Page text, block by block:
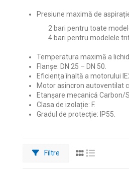
Presiune maximă de
2 bari pentru toate modelele
4 bari pentru modelele
Temperatura maximă a
Flanșe: DN 25 – DN 50.
Eficiența înaltă a motorului
Motor asincron autoventilat
Etanșare mecanică Carbon/
Clasa de izolație: F.
Gradul de protecție: IP55.
Filtre